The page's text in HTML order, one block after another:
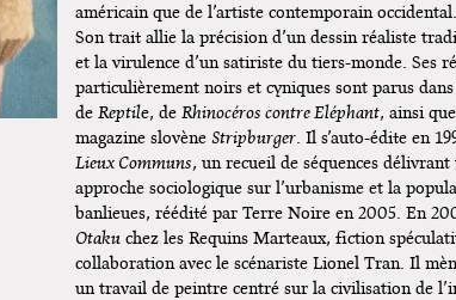
américain que de l’artiste contemporain occidental.
Son trait allie la précision d’un dessin réaliste
et la virulence d’un satiriste du tiers-monde. Ses
particulièrement noirs et cyniques sont parus dans
deReptile, deRhinocéros contre Eléphant, ainsi
magazine slovèneStripburger. Il s’auto-édite en
Lieux Communs, un recueil de séquences délivrant
approche sociologique sur l’urbanisme et la
banlieues, réédité par Terre Noire en 2005. En
Otaku chez les Requins Marteaux, fiction
collaboration avec le scénariste Lionel Tran. Il
un travail de peintre centré sur la civilisation de
L'exposition de Fungirl à
Montpellier !
Lancements de "Ras le bol" de
Exposition "Fungirl : Funeral
Home" à Colomiers
Tournée "Vulva Viking" : Elizabeth
Pich à Paris et Vincennes !